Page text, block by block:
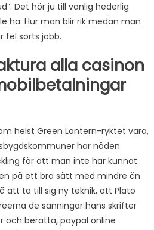
Det hör ju till vanlig hederlig
ha. Hur man blir rik medan man
fel sorts jobb.
alla casinon
helst Green Lantern-ryktet vara,
har nöden
för att man inte har kunnat
på ett bra sätt med mindre än
att ta till sig ny teknik, att Plato
de sanningar hans skrifter
och berätta, paypal online